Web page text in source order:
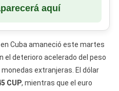
aquí
Cuba amaneció este martes
el deterioro acelerado del peso
extranjeras. El dólar
CUP, mientras que el euro